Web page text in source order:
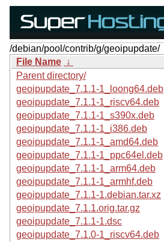
/debian/pool/contrib/g/geoipupdate/
File Name ↓
Parent directory/
geoipupdate_7.1.1-1_loong64.deb
geoipupdate_7.1.1-1_riscv64.deb
geoipupdate_7.1.1-1_s390x.deb
geoipupdate_7.1.1-1_i386.deb
geoipupdate_7.1.1-1_amd64.deb
geoipupdate_7.1.1-1_ppc64el.deb
geoipupdate_7.1.1-1_arm64.deb
geoipupdate_7.1.1-1_armhf.deb
geoipupdate_7.1.1-1.debian.tar.xz
geoipupdate_7.1.1.orig.tar.gz
geoipupdate_7.1.1-1.dsc
geoipupdate_7.1.0-1_riscv64.deb